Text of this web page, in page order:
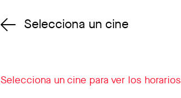
Cambiar cine
Selecciona un cine
Selecciona un cine para ver los horarios